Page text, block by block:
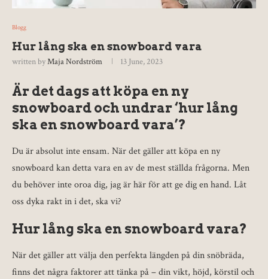
Blogg
Hur lång ska en snowboard vara
written byMaja Nordström 13 June, 2023
Är det dags att köpa en ny
snowboard och undrar ‘hur lång
ska en snowboard vara’?
Du är absolut inte ensam. När det gäller att köpa en ny
snowboard kan detta vara en av de mest ställda frågorna. Men
du behöver inte oroa dig, jag är här för att ge dig en hand. Låt
oss dyka rakt in i det, ska vi?
Hur lång ska en snowboard vara?
När det gäller att välja den perfekta längden på din snöbräda,
finns det några faktorer att tänka på – din vikt, höjd, körstil och